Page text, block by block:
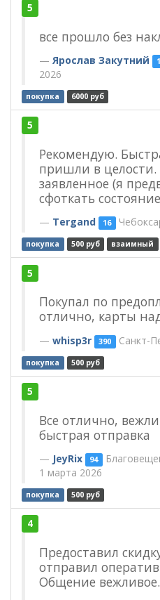
5
все прошло без
Ярослав Закутний
2026
покупка 6000 руб
5
Рекомендую.
пришли в целости.
заявленное (я
сфоткать
Tergand 16
покупка 500 руб взаимный
5
Покупал по
отлично, карты
whisp3r 390 Санкт-
покупка 500 руб
5
Все отлично,
быстрая отправка
JeyRix 94
1 марта 2026
покупка 500 руб
4
Предоставил
отправил
Общение вежливое.